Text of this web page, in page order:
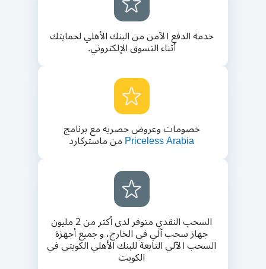
خدمة الدفع الآمن من البنك الأهلي لحمايتك
أثناء التسوق الإلكتروني.
خصومات وعروض حصريه مع برنامج
Priceless Arabiaمن ماستركارد
السحب النقدي متوفر لدى أكثر من 2 مليون
جهاز سحب آلي في الخارج، و جميع أجهزة
السحب الآلي التابعة للبنك الأهلي الكويتي في
الكويت